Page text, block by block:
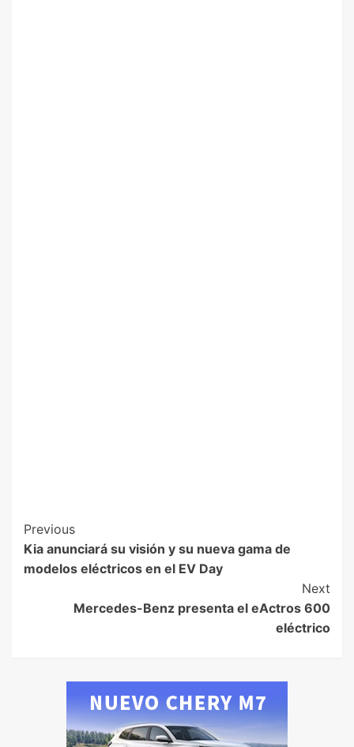
Previous
Kia anunciará su visión y su nueva gama de
modelos eléctricos en el EV Day
Next
Mercedes-Benz presenta el eActros 600
eléctrico